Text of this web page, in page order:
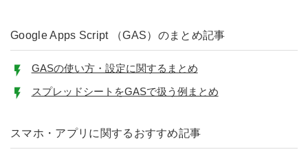
Google Apps Script （GAS）のまとめ記事
GASの使い方・設定に関するまとめ
スプレッドシートをGASで扱う例まとめ
スマホ・アプリに関するおすすめ記事